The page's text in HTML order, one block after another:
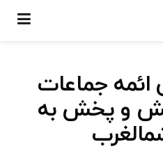
ائمه جماعات
و پخش به